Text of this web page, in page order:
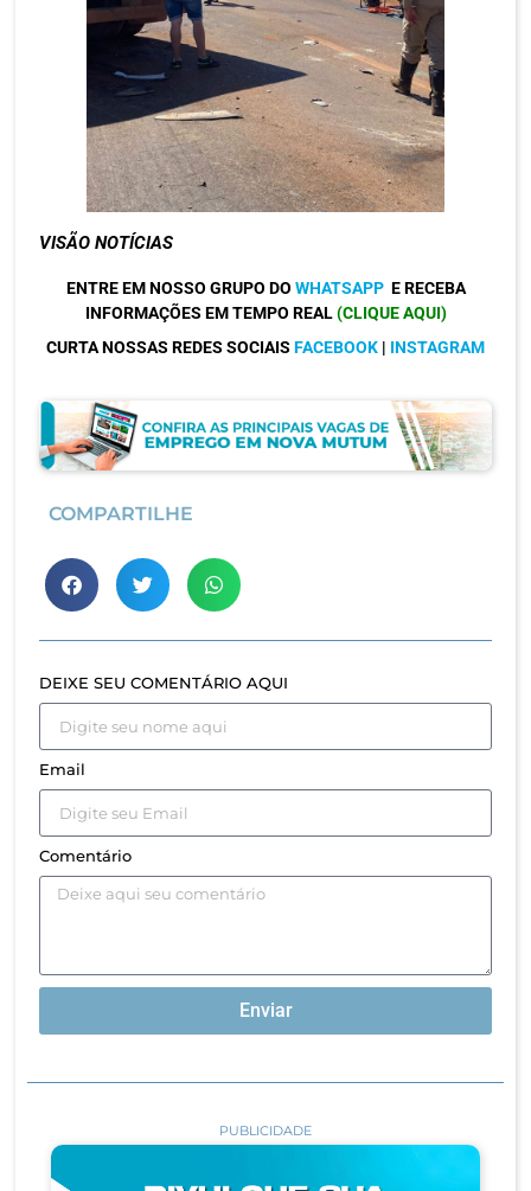
VISÃO NOTÍCIAS
ENTRE EM NOSSO GRUPO DO WHATSAPP E RECEBA
INFORMAÇÕES EM TEMPO REAL(CLIQUE AQUI)
CURTA NOSSAS REDES SOCIAIS FACEBOOK | INSTAGRAM
COMPARTILHE
DEIXE SEU COMENTÁRIO AQUI
Email
Comentário
Enviar
PUBLICIDADE